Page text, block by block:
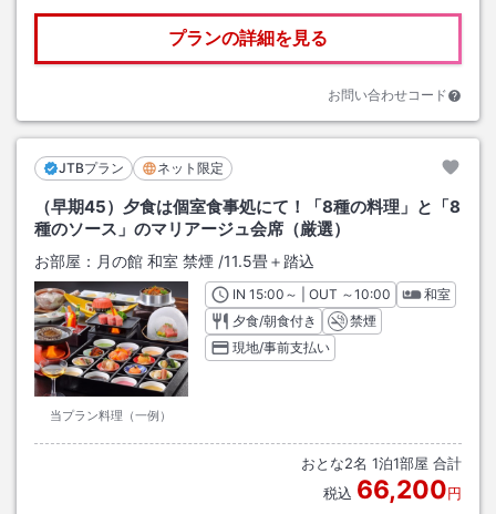
プランの詳細を見る
お問い合わせコード
JTBプラン ネット限定
（早期45）夕食は個室食事処にて！「8種の料理」と「8
種のソース」のマリアージュ会席（厳選）
お部屋： 月の館 和室 禁煙 /11.5畳＋踏込
当プラン料理（一例）
INチェックイン
15:00 ～ | OUT チェックアウト
～10:00
和室
夕食/朝食付き
禁煙
現地/事前支払い
おとな2名 1泊1部屋 合計
税込 66,200円